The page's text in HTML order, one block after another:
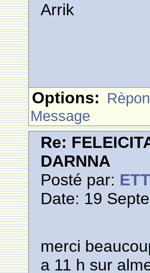
Arrik
Options:
Message
Re:
DARNNA
Posté par:
Date: 19
merci
a 11 h sur